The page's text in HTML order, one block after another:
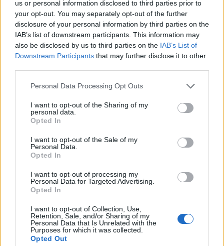
us or personal information disclosed to third parties prior to
your opt-out. You may separately opt-out of the further
disclosure of your personal information by third parties on the
IAB’s list of downstream participants. This information may
also be disclosed by us to third parties on the IAB’s List of
Downstream Participants that may further disclose it to other
Personal Data Processing Opt Outs
I want to opt-out of the Sharing of my
personal data.
Opted In
I want to opt-out of the Sale of my
Personal Data.
Opted In
I want to opt-out of processing my
Personal Data for Targeted Advertising.
Opted In
I want to opt-out of Collection, Use,
Retention, Sale, and/or Sharing of my
Personal Data that Is Unrelated with the
Purposes for which it was collected.
Opted Out
Il Monastir riparte dai pilastri Masia, Pinna e
Aloia, il primo acquisto è Loru
7 Ago 2026
Gran colpo dell'Ossese, per la difesa c'è l'ex
Il Selargius rinforza il centrocampo con
Manuel Rinino e Samuele Vacca